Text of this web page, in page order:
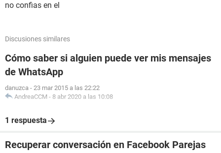
no confias en el
Discusiones similares
Cómo saber si alguien puede ver mis mensajes
de WhatsApp
danuzca - 23 mar 2015 a las 22:22
AndreaCCM - 8 abr 2020 a las 10:08
1 respuesta
Recuperar conversación en Facebook Parejas